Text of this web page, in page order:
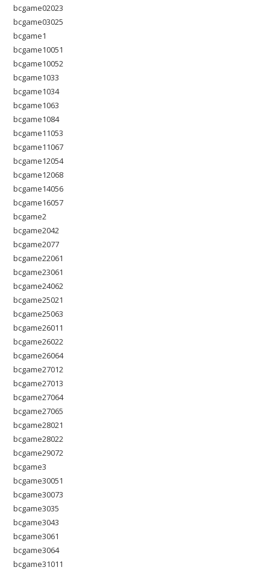
bcgame02023
bcgame03025
bcgame1
bcgame10051
bcgame10052
bcgame1033
bcgame1034
bcgame1063
bcgame1084
bcgame11053
bcgame11067
bcgame12054
bcgame12068
bcgame14056
bcgame16057
bcgame2
bcgame2042
bcgame2077
bcgame22061
bcgame23061
bcgame24062
bcgame25021
bcgame25063
bcgame26011
bcgame26022
bcgame26064
bcgame27012
bcgame27013
bcgame27064
bcgame27065
bcgame28021
bcgame28022
bcgame29072
bcgame3
bcgame30051
bcgame30073
bcgame3035
bcgame3043
bcgame3061
bcgame3064
bcgame31011